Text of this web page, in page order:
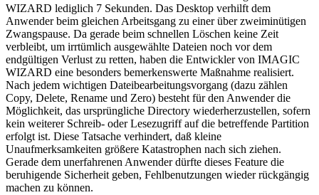
WIZARD lediglich 7 Sekunden. Das Desktop verhilft dem
Anwender beim gleichen Arbeitsgang zu einer über zweiminütigen
Zwangspause. Da gerade beim schnellen Löschen keine Zeit
verbleibt, um irrtümlich ausgewählte Dateien noch vor dem
endgültigen Verlust zu retten, haben die Entwickler von IMAGIC
WIZARD eine besonders bemerkenswerte Maßnahme realisiert.
Nach jedem wichtigen Dateibearbeitungsvorgang (dazu zählen
Copy, Delete, Rename und Zero) besteht für den Anwender die
Möglichkeit, das ursprüngliche Directory wiederherzustellen, sofern
kein weiterer Schreib- oder Lesezugriff auf die betreffende Partition
erfolgt ist. Diese Tatsache verhindert, daß kleine
Unaufmerksamkeiten größere Katastrophen nach sich ziehen.
Gerade dem unerfahrenen Anwender dürfte dieses Feature die
beruhigende Sicherheit geben, Fehlbenutzungen wieder rückgängig
machen zu können.